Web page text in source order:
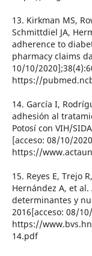
13. Kirkman MS,
Schmittdiel JA,
adherence to
pharmacy claims
10/10/
https://
14. García I,
adhesión al
Potosí con VIH/
[acceso: 08/10/
https://
15. Reyes E, Trejo
Hernández A, et
determinantes y
2016[acceso: 08/
https://
14.pdf